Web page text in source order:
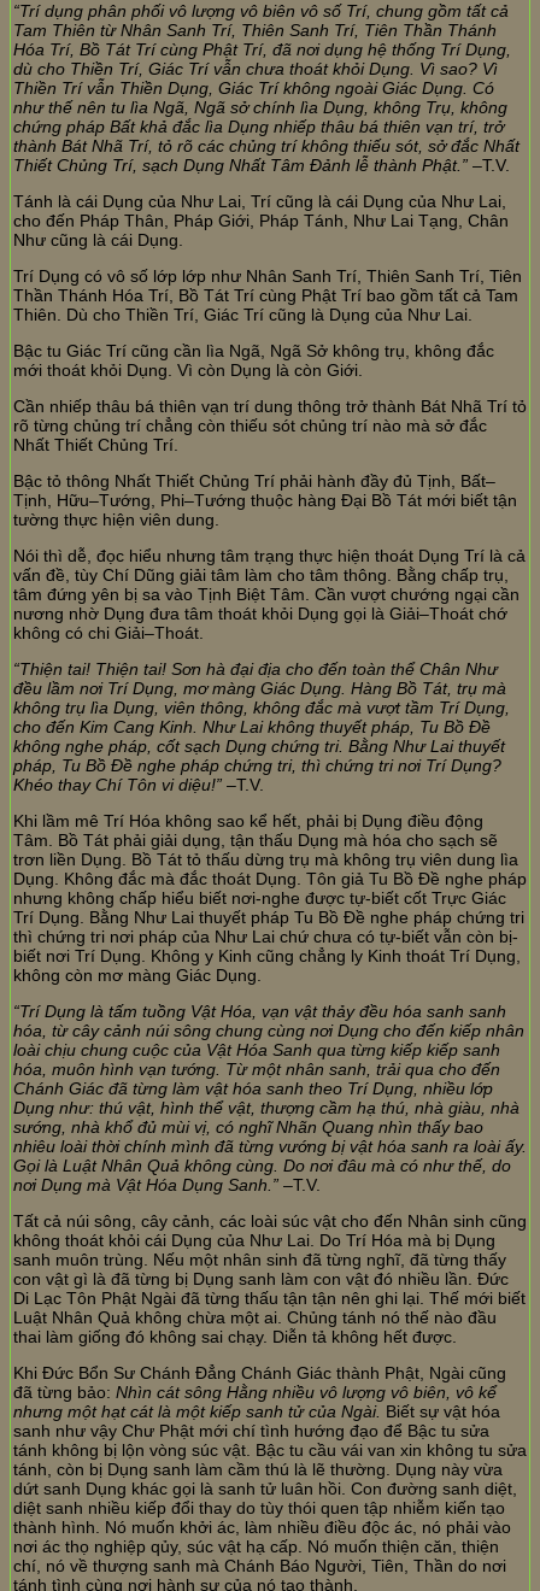
“Trí dụng phân phối vô lượng vô biên vô số Trí, chung gồm tất cả
Tam Thiên từ Nhân Sanh Trí, Thiên Sanh Trí, Tiên Thần Thánh
Hóa Trí, Bồ Tát Trí cùng Phật Trí, đã nơi dụng hệ thống Trí Dụng,
dù cho Thiền Trí, Giác Trí vẫn chưa thoát khỏi Dụng. Vì sao? Vì
Thiền Trí vẫn Thiền Dụng, Giác Trí không ngoài Giác Dụng. Có
như thế nên tu lìa Ngã, Ngã sở chính lìa Dụng, không Trụ, không
chứng pháp Bất khả đắc lìa Dụng nhiếp thâu bá thiên vạn trí, trở
thành Bát Nhã Trí, tỏ rõ các chủng trí không thiếu sót, sở đắc Nhất
Thiết Chủng Trí, sạch Dụng Nhất Tâm Đảnh lễ thành Phật.” –T.V.
Tánh là cái Dụng của Như Lai, Trí cũng là cái Dụng của Như Lai,
cho đến Pháp Thân, Pháp Giới, Pháp Tánh, Như Lai Tạng, Chân
Như cũng là cái Dụng.
Trí Dụng có vô số lớp lớp như Nhân Sanh Trí, Thiên Sanh Trí, Tiên
Thần Thánh Hóa Trí, Bồ Tát Trí cùng Phật Trí bao gồm tất cả Tam
Thiên. Dù cho Thiền Trí, Giác Trí cũng là Dụng của Như Lai.
Bậc tu Giác Trí cũng cần lìa Ngã, Ngã Sở không trụ, không đắc
mới thoát khỏi Dụng. Vì còn Dụng là còn Giới.
Cần nhiếp thâu bá thiên vạn trí dung thông trở thành Bát Nhã Trí tỏ
rõ từng chủng trí chẳng còn thiếu sót chủng trí nào mà sở đắc
Nhất Thiết Chủng Trí.
Bậc tỏ thông Nhất Thiết Chủng Trí phải hành đầy đủ Tịnh, Bất–
Tịnh, Hữu–Tướng, Phi–Tướng thuộc hàng Đại Bồ Tát mới biết tận
tường thực hiện viên dung.
Nói thì dễ, đọc hiểu nhưng tâm trạng thực hiện thoát Dụng Trí là cả
vấn đề, tùy Chí Dũng giải tâm làm cho tâm thông. Bằng chấp trụ,
tâm đứng yên bị sa vào Tịnh Biệt Tâm. Cần vượt chướng ngại cần
nương nhờ Dụng đưa tâm thoát khỏi Dụng gọi là Giải–Thoát chớ
không có chi Giải–Thoát.
“Thiện tai! Thiện tai! Sơn hà đại địa cho đến toàn thể Chân Như
đều lầm nơi Trí Dụng, mơ màng Giác Dụng. Hàng Bồ Tát, trụ mà
không trụ lìa Dụng, viên thông, không đắc mà vượt tầm Trí Dụng,
cho đến Kim Cang Kinh. Như Lai không thuyết pháp, Tu Bồ Đề
không nghe pháp, cốt sạch Dụng chứng tri. Bằng Như Lai thuyết
pháp, Tu Bồ Đề nghe pháp chứng tri, thì chứng tri nơi Trí Dụng?
Khéo thay Chí Tôn vi diệu!” –T.V.
Khi lầm mê Trí Hóa không sao kể hết, phải bị Dụng điều động
Tâm. Bồ Tát phải giải dụng, tận thấu Dụng mà hóa cho sạch sẽ
trơn liền Dụng. Bồ Tát tỏ thấu dừng trụ mà không trụ viên dung lìa
Dụng. Không đắc mà đắc thoát Dụng. Tôn giả Tu Bồ Đề nghe pháp
nhưng không chấp hiểu biết nơi-nghe được tự-biết cốt Trực Giác
Trí Dụng. Bằng Như Lai thuyết pháp Tu Bồ Đề nghe pháp chứng tri
thì chứng tri nơi pháp của Như Lai chứ chưa có tự-biết vẫn còn bị-
biết nơi Trí Dụng. Không y Kinh cũng chẳng ly Kinh thoát Trí Dụng,
không còn mơ màng Giác Dụng.
“Trí Dụng là tấm tuồng Vật Hóa, vạn vật thảy đều hóa sanh sanh
hóa, từ cây cảnh núi sông chung cùng nơi Dụng cho đến kiếp nhân
loài chịu chung cuộc của Vật Hóa Sanh qua từng kiếp kiếp sanh
hóa, muôn hình vạn tướng. Từ một nhân sanh, trải qua cho đến
Chánh Giác đã từng làm vật hóa sanh theo Trí Dụng, nhiều lớp
Dụng như: thú vật, hình thể vật, thượng cầm hạ thú, nhà giàu, nhà
sướng, nhà khổ đủ mùi vị, có nghĩ Nhãn Quang nhìn thấy bao
nhiêu loài thời chính mình đã từng vướng bị vật hóa sanh ra loài ấy.
Gọi là Luật Nhân Quả không cùng. Do nơi đâu mà có như thế, do
nơi Dụng mà Vật Hóa Dụng Sanh.” –T.V.
Tất cả núi sông, cây cảnh, các loài súc vật cho đến Nhân sinh cũng
không thoát khỏi cái Dụng của Như Lai. Do Trí Hóa mà bị Dụng
sanh muôn trùng. Nếu một nhân sinh đã từng nghĩ, đã từng thấy
con vật gì là đã từng bị Dụng sanh làm con vật đó nhiều lần. Đức
Di Lạc Tôn Phật Ngài đã từng thấu tận tận nên ghi lại. Thế mới biết
Luật Nhân Quả không chừa một ai. Chủng tánh nó thế nào đầu
thai làm giống đó không sai chạy. Diễn tả không hết được.
Khi Đức Bổn Sư Chánh Đẳng Chánh Giác thành Phật, Ngài cũng
đã từng bảo: Nhìn cát sông Hằng nhiều vô lượng vô biên, vô kể
nhưng một hạt cát là một kiếp sanh tử của Ngài. Biết sự vật hóa
sanh như vậy Chư Phật mới chí tình hướng đạo để Bậc tu sửa
tánh không bị lộn vòng súc vật. Bậc tu cầu vái van xin không tu sửa
tánh, còn bị Dụng sanh làm cầm thú là lẽ thường. Dụng này vừa
dứt sanh Dụng khác gọi là sanh tử luân hồi. Con đường sanh diệt,
diệt sanh nhiều kiếp đổi thay do tùy thói quen tập nhiễm kiến tạo
thành hình. Nó muốn khởi ác, làm nhiều điều độc ác, nó phải vào
nơi ác thọ nghiệp qủy, súc vật hạ cấp. Nó muốn thiện căn, thiện
chí, nó về thượng sanh mà Chánh Báo Người, Tiên, Thần do nơi
tánh tình cùng nơi hành sự của nó tạo thành.